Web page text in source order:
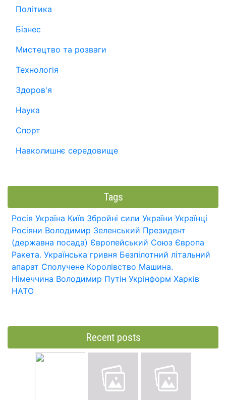
Політика
Бізнес
Мистецтво та розваги
Технологія
Здоров'я
Наука
Спорт
Навколишнє середовище
Tags
Росія Україна Київ Збройні сили України Українці
Росіяни Володимир Зеленський Президент
(державна посада) Європейський Союз Європа
Ракета. Українська гривня Безпілотний літальний
апарат Сполучене Королівство Машина.
Німеччина Володимир Путін Укрінформ Харків
НАТО
Recent posts